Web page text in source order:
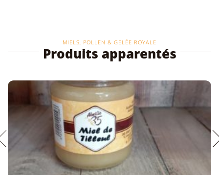
MIELS, POLLEN & GELÉE ROYALE
Produits apparentés